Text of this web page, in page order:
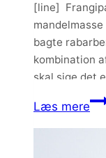
[line]
bagte
kombination
skal sige det
Læs mere